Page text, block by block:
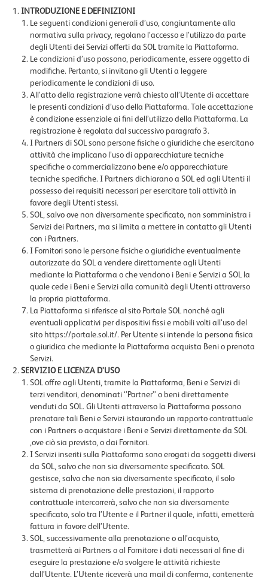
INTRODUZIONE E DEFINIZIONI
Le seguenti condizioni generali d’uso, congiuntamente alla
normativa sulla privacy, regolano l’accesso e l’utilizzo da parte
degli Utenti dei Servizi offerti da SOL tramite la Piattaforma.
Le condizioni d’uso possono, periodicamente, essere oggetto di
modifiche. Pertanto, si invitano gli Utenti a leggere
periodicamente le condizioni di uso.
All’atto della registrazione verrà chiesto all’Utente di accettare
le presenti condizioni d’uso della Piattaforma. Tale accettazione
è condizione essenziale ai fini dell’utilizzo della Piattaforma. La
registrazione è regolata dal successivo paragrafo 3.
I Partners di SOL sono persone fisiche o giuridiche che esercitano
attività che implicano l’uso di apparecchiature tecniche
specifiche o commercializzano bene e/o apparecchiature
tecniche specifiche. I Partners dichiarano a SOL ed agli Utenti il
possesso dei requisiti necessari per esercitare tali attività in
favore degli Utenti stessi.
SOL, salvo ove non diversamente specificato, non somministra i
Servizi dei Partners, ma si limita a mettere in contatto gli Utenti
con i Partners.
I Fornitori sono le persone fisiche o giuridiche eventualmente
autorizzate da SOL a vendere direttamente agli Utenti
mediante la Piattaforma o che vendono i Beni e Servizi a SOL la
quale cede i Beni e Servizi alla comunità degli Utenti attraverso
la propria piattaforma.
La Piattaforma si riferisce al sito Portale SOL nonché agli
eventuali applicativi per dispositivi fissi e mobili volti all’uso del
sito https://portale.sol.it/. Per Utente si intende la persona fisica
o giuridica che mediante la Piattaforma acquista Beni o prenota
Servizi.
SERVIZIO E LICENZA D’USO
SOL offre agli Utenti, tramite la Piattaforma, Beni e Servizi di
terzi venditori, denominati ‘’Partner’’ o beni direttamente
venduti da SOL. Gli Utenti attraverso la Piattaforma possono
prenotare tali Beni e Servizi istaurando un rapporto contrattuale
con i Partners o acquistare i Beni e Servizi direttamente da SOL
,ove ciò sia previsto, o dai Fornitori.
I Servizi inseriti sulla Piattaforma sono erogati da soggetti diversi
da SOL, salvo che non sia diversamente specificato. SOL
gestisce, salvo che non sia diversamente specificato, il solo
sistema di prenotazione delle prestazioni, il rapporto
contrattuale intercorrerà, salvo che non sia diversamente
specificato, solo tra l’Utente e il Partner il quale, infatti, emetterà
fattura in favore dell’Utente.
SOL, successivamente alla prenotazione o all’acquisto,
trasmetterà ai Partners o al Fornitore i dati necessari al fine di
eseguire la prestazione e/o svolgere le attività richieste
dall’Utente. L’Utente riceverà una mail di conferma, contenente